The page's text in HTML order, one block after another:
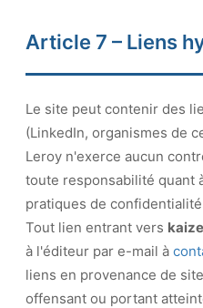
Article 7 – Liens
Le site peut contenir des
(LinkedIn, organismes de
Leroy n'exerce aucun
toute responsabilité quant
pratiques de
Tout lien entrant vers
à l'éditeur par e-mail à
liens en provenance de
offensant ou portant